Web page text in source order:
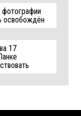
фотографии
освобождён
17